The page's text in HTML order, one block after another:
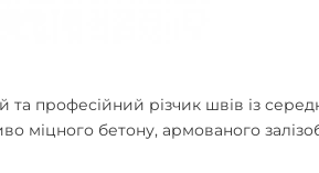
професійний різчик швів із
міцного бетону, армованого